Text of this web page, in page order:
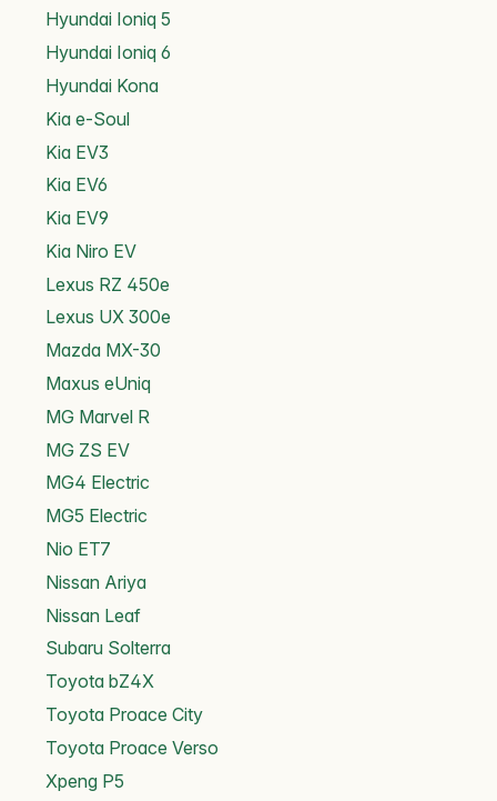
Hyundai Ioniq 5
Hyundai Ioniq 6
Hyundai Kona
Kia e-Soul
Kia EV3
Kia EV6
Kia EV9
Kia Niro EV
Lexus RZ 450e
Lexus UX 300e
Mazda MX-30
Maxus eUniq
MG Marvel R
MG ZS EV
MG4 Electric
MG5 Electric
Nio ET7
Nissan Ariya
Nissan Leaf
Subaru Solterra
Toyota bZ4X
Toyota Proace City
Toyota Proace Verso
Xpeng P5